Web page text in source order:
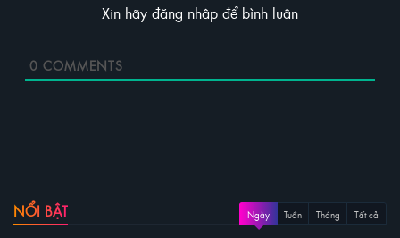
Xin hãy đăng nhập để bình luận
0 COMMENTS
NỔI BẬT Ngày Tuần Tháng Tất cả